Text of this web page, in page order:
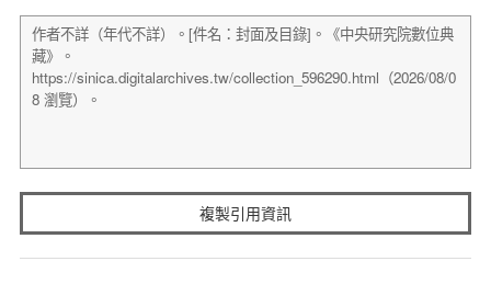
複製引用資訊